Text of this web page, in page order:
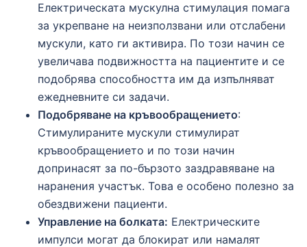
Електрическата мускулна стимулация помага
за укрепване на неизползвани или отслабени
мускули, като ги активира. По този начин се
увеличава подвижността на пациентите и се
подобрява способността им да изпълняват
ежедневните си задачи.
Подобряване на кръвообращението:
Стимулираните мускули стимулират
кръвообращението и по този начин
допринасят за по-бързото заздравяване на
наранения участък. Това е особено полезно за
обездвижени пациенти.
Управление на болката: Електрическите
импулси могат да блокират или намалят